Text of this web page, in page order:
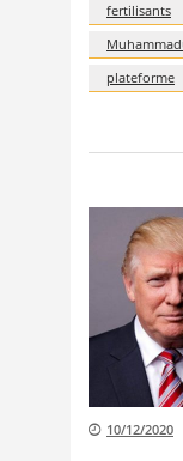
fertilisants
plateforme
10/12/2020